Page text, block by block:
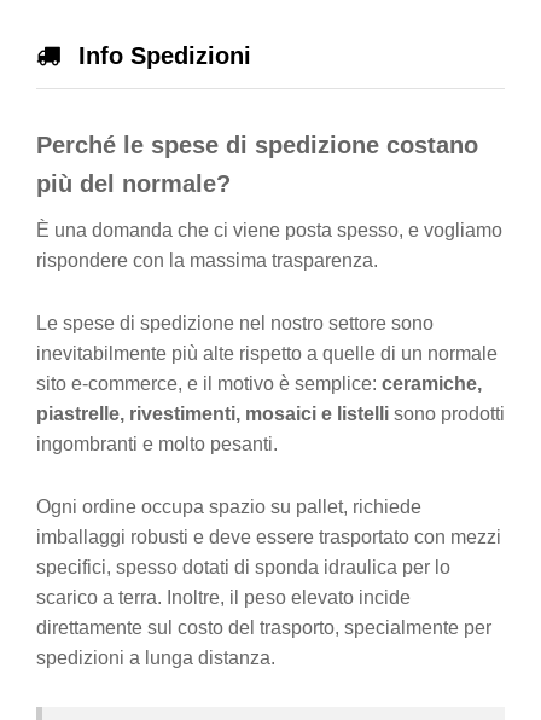
Info Spedizioni
Perché le spese di spedizione costano
più del normale?
È una domanda che ci viene posta spesso, e vogliamo
rispondere con la massima trasparenza.
Le spese di spedizione nel nostro settore sono
inevitabilmente più alte rispetto a quelle di un normale
sito e-commerce, e il motivo è semplice: ceramiche,
piastrelle, rivestimenti, mosaici e listelli sono prodotti
ingombranti e molto pesanti.
Ogni ordine occupa spazio su pallet, richiede
imballaggi robusti e deve essere trasportato con mezzi
specifici, spesso dotati di sponda idraulica per lo
scarico a terra. Inoltre, il peso elevato incide
direttamente sul costo del trasporto, specialmente per
spedizioni a lunga distanza.